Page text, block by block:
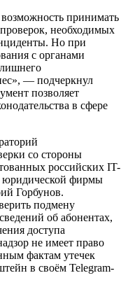
принимать
необходимых
Но при
с органами
— подчеркнул
позволяет
в сфере
со стороны
российских IT-
юридической фирмы
Горбунов.
подмену
об абонентах,
доступа
не имеет право
фактам утечек
в своём Telegram-